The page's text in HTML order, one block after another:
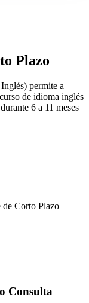
Plazo
permite a
de idioma inglés
6 a 11 meses
de Corto Plazo
Consulta